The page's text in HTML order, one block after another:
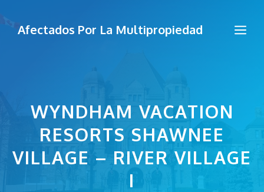
Afectados Por La Multipropiedad
WYNDHAM VACATION
RESORTS SHAWNEE
VILLAGE – RIVER VILLAGE
I